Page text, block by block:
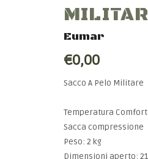
Eumar
€0,00
Sacco A Pelo Militare
Temperatura Comfort:
Sacca compressione
Peso: 2 kg
Dimensioni aperto: